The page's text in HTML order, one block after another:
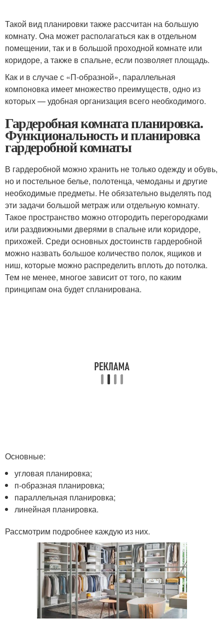
Такой вид планировки также рассчитан на большую
комнату. Она может располагаться как в отдельном
помещении, так и в большой проходной комнате или
коридоре, а также в спальне, если позволяет площадь.
Как и в случае с «П-образной», параллельная
компоновка имеет множество преимуществ, одно из
которых — удобная организация всего необходимого.
Гардеробная комната планировка.
Функциональность и планировка
гардеробной комнаты
В гардеробной можно хранить не только одежду и обувь,
но и постельное белье, полотенца, чемоданы и другие
необходимые предметы. Не обязательно выделять под
эти задачи большой метраж или отдельную комнату.
Такое пространство можно отгородить перегородками
или раздвижными дверями в спальне или коридоре,
прихожей. Среди основных достоинств гардеробной
можно назвать большое количество полок, ящиков и
ниш, которые можно распределить вплоть до потолка.
Тем не менее, многое зависит от того, по каким
принципам она будет спланирована.
Основные:
угловая планировка;
п-образная планировка;
параллельная планировка;
линейная планировка.
Рассмотрим подробнее каждую из них.